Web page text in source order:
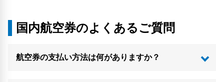
国内航空券のよくあるご質問
航空券の支払い方法は何がありますか？